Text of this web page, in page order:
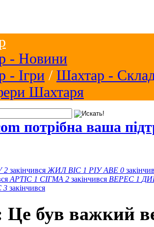
- Новини
- Ігри / Шахтар -
Шахтаря
потрібна ваша
2 закінчився ЖИЛ ВІС 1 РІУ АВЕ 0
АРТІС 1 СІГМА 2 закінчився ВЕРЕС 1
3 закінчився
Це був важкий